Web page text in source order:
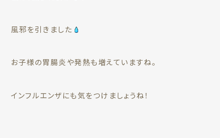
風邪を引きました
お子様の胃腸炎や発熱も増えていますね。
インフルエンザにも気をつけましょうね！